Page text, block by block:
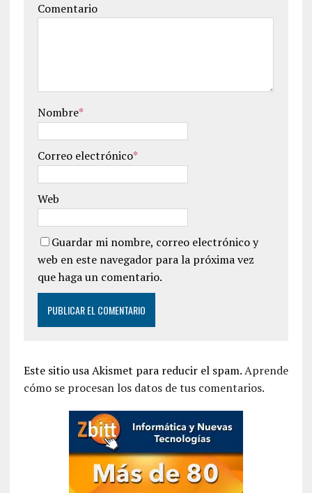
Comentario
Nombre*
Correo electrónico*
Web
Guardar mi nombre, correo electrónico y
web en este navegador para la próxima vez
que haga un comentario.
Este sitio usa Akismet para reducir el spam.Aprende
cómo se procesan los datos de tus comentarios.